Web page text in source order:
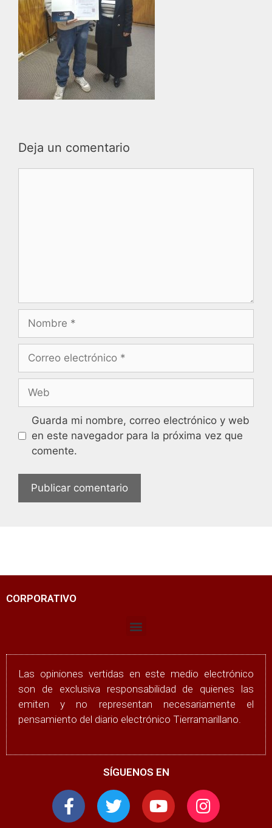
Deja un comentario
Guarda mi nombre, correo electrónico y web
en este navegador para la próxima vez que
comente.
CORPORATIVO
Las opiniones vertidas en este medio electrónico
son de exclusiva responsabilidad de quienes las
emiten y no representan necesariamente el
pensamiento del diario electrónico Tierramarillano.
SÍGUENOS EN